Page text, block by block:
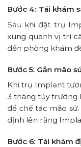
Bước 4: Tái khám
Sau khi đặt trụ
xung quanh vị trí
đến phòng khám
Bước 5: Gắn mão
Khi trụ Implant
3 tháng tùy trường
để chế tác mão
định lên răng
Bước 6: Tái khám